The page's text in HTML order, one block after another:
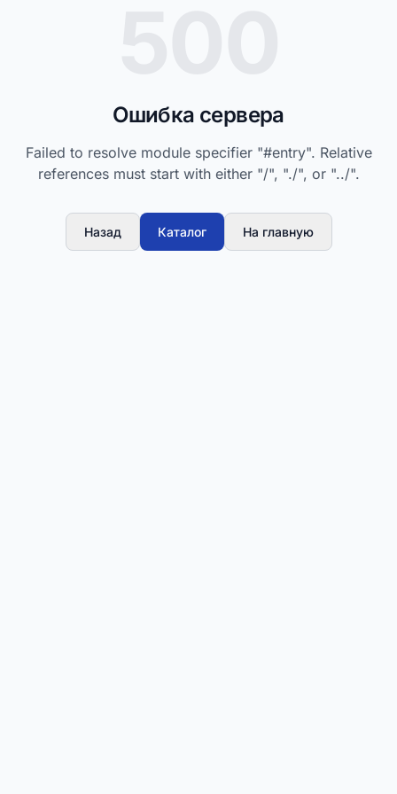
Ошибка сервера
Failed to resolve module specifier "#entry". Relative
references must start with either "/", "./", or "../".
Назад Каталог На главную